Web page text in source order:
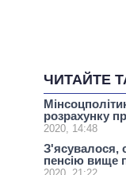
ЧИТАЙТЕ
розрахунку
2020, 14:48
З'ясувалося,
пенсію вище